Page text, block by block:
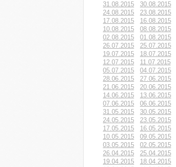
31.08.2015
30.08.2015
24.08.2015
23.08.2015
17.08.2015
16.08.2015
10.08.2015
08.08.2015
02.08.2015
01.08.2015
26.07.2015
25.07.2015
19.07.2015
18.07.2015
12.07.2015
11.07.2015
05.07.2015
04.07.2015
28.06.2015
27.06.2015
21.06.2015
20.06.2015
14.06.2015
13.06.2015
07.06.2015
06.06.2015
31.05.2015
30.05.2015
24.05.2015
23.05.2015
17.05.2015
16.05.2015
10.05.2015
09.05.2015
03.05.2015
02.05.2015
26.04.2015
25.04.2015
19.04.2015
18.04.2015